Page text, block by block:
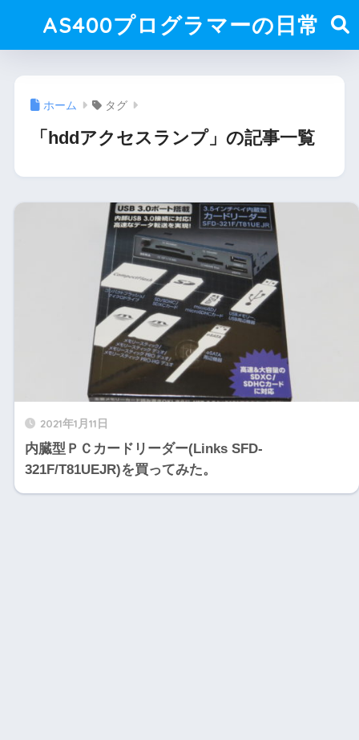
AS400プログラマーの日常
ホーム タグ
「hddアクセスランプ」の記事一覧
2021年1月11日
内臓型ＰＣカードリーダー(Links SFD-
321F/T81UEJR)を買ってみた。